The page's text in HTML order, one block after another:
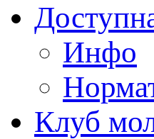
Инфо
Клуб